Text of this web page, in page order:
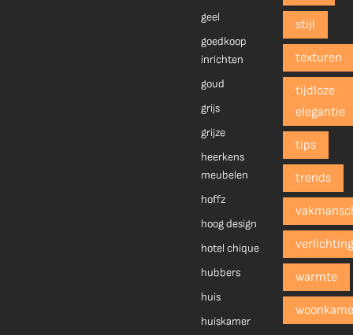
geel
goedkoop
inrichten
goud
grijs
grijze
heerkens
meubelen
hoffz
hoog design
hotel chique
hubbers
huis
huiskamer
stijl
texturen
tijdloze
elegantie
tips
trends
warmte